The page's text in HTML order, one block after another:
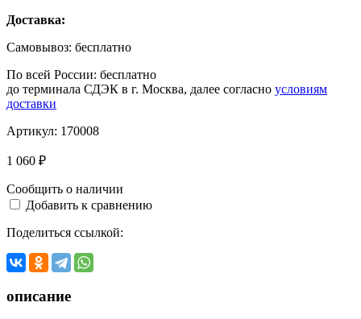
Доставка:
Самовывоз: бесплатно
По всей России: бесплатно
до терминала СДЭК в г. Москва, далее согласно условиям
доставки
Артикул: 170008
1 060 ₽
Сообщить о наличии
Добавить к сравнению
Поделиться ссылкой:
описание